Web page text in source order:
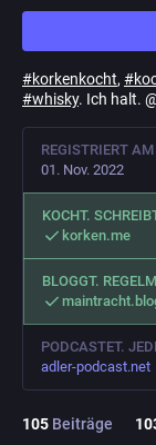
#korkenkocht, #
#whisky. Ich halt.
REGISTRIERT AM
01. Nov. 2022
KOCHT.
korken.me
BLOGGT.
PODCASTET.
adler-podcast.net
105 Beiträge